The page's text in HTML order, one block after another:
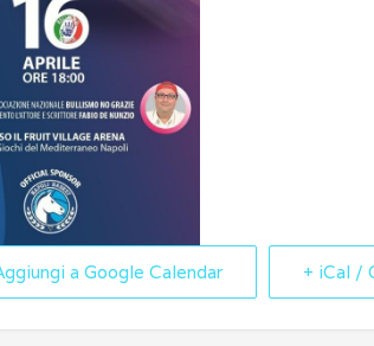
a Google Calendar + iCal /